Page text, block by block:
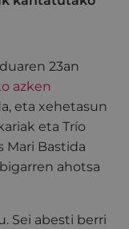
23an
azken
eta xehetasun
eta Trío
Mari Bastida
ahotsa
Sei abesti berri